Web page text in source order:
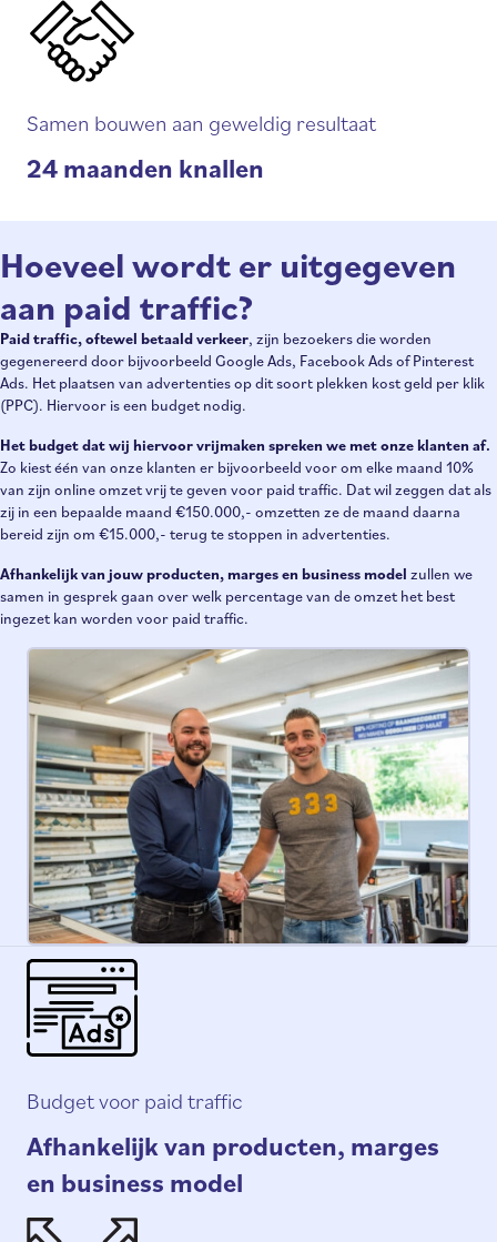
Samen bouwen aan geweldig resultaat
24 maanden knallen
Hoeveel wordt er uitgegeven
aan paid traffic?
Paid traffic, oftewel betaald verkeer, zijn bezoekers die worden
gegenereerd door bijvoorbeeld Google Ads, Facebook Ads of Pinterest
Ads. Het plaatsen van advertenties op dit soort plekken kost geld per klik
(PPC). Hiervoor is een budget nodig.
Het budget dat wij hiervoor vrijmaken spreken we met onze klanten af.
Zo kiest één van onze klanten er bijvoorbeeld voor om elke maand 10%
van zijn online omzet vrij te geven voor paid traffic. Dat wil zeggen dat als
zij in een bepaalde maand €150.000,- omzetten ze de maand daarna
bereid zijn om €15.000,- terug te stoppen in advertenties.
Afhankelijk van jouw producten, marges en business model zullen we
samen in gesprek gaan over welk percentage van de omzet het best
ingezet kan worden voor paid traffic.
Budget voor paid traffic
Afhankelijk van producten, marges
en business model